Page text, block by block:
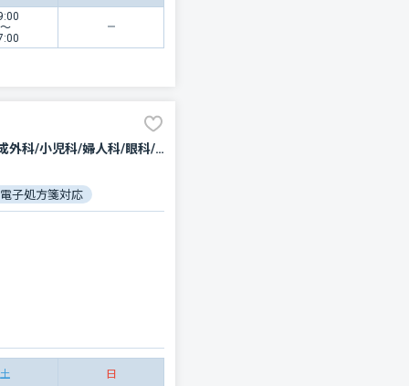
〜
内科/神経内科/呼吸器内科/循環器科/消化器科/外科/呼吸器外科/心臓血管外科/乳腺外科/整形外科/形成外科/小児科/婦人科/眼科/皮膚科/泌尿器科/精神科・神経科/歯科口腔外科/リハビリテーション/放射線科/臨床検査・病理診断/麻酔科
電子処方箋対応
土 日